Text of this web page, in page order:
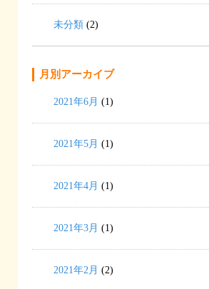
未分類 (2)
月別アーカイブ
2021年6月 (1)
2021年5月 (1)
2021年4月 (1)
2021年3月 (1)
2021年2月 (2)